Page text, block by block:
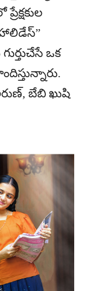
హాలిడేస్”
ఒక
బేబి ఖుషి